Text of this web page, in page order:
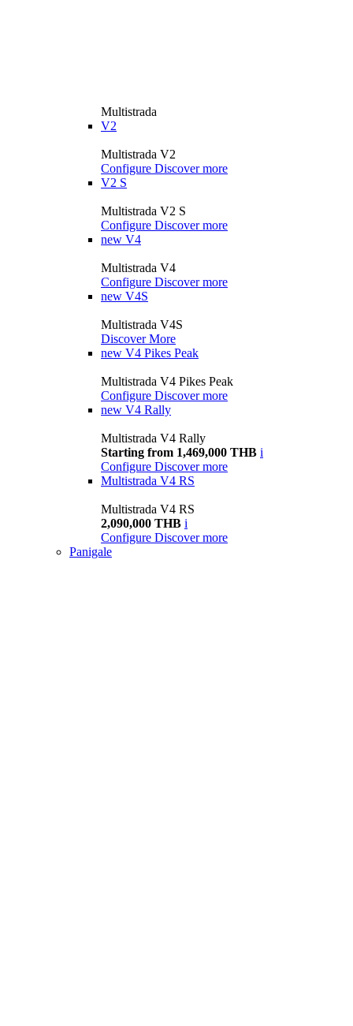
Multistrada
V2
Multistrada V2
Configure Discover more
V2 S
Multistrada V2 S
Configure Discover more
new V4
Multistrada V4
Configure Discover more
new V4S
Multistrada V4S
Discover More
new V4 Pikes Peak
Multistrada V4 Pikes Peak
Configure Discover more
new V4 Rally
Multistrada V4 Rally
Starting from 1,469,000 THB i
Configure Discover more
Multistrada V4 RS
Multistrada V4 RS
2,090,000 THB i
Configure Discover more
Panigale